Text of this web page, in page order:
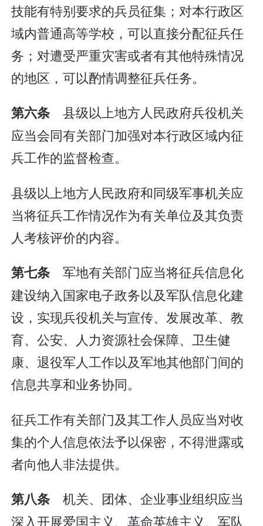
技能有特别要求的兵员征集；对本行政区
域内普通高等学校，可以直接分配征兵任
务；对遭受严重灾害或者有其他特殊情况
的地区，可以酌情调整征兵任务。
第六条 县级以上地方人民政府兵役机关
应当会同有关部门加强对本行政区域内征
兵工作的监督检查。
县级以上地方人民政府和同级军事机关应
当将征兵工作情况作为有关单位及其负责
人考核评价的内容。
第七条 军地有关部门应当将征兵信息化
建设纳入国家电子政务以及军队信息化建
设，实现兵役机关与宣传、发展改革、教
育、公安、人力资源社会保障、卫生健
康、退役军人工作以及军地其他部门间的
信息共享和业务协同。
征兵工作有关部门及其工作人员应当对收
集的个人信息依法予以保密，不得泄露或
者向他人非法提供。
第八条 机关、团体、企业事业组织应当
深入开展爱国主义、革命英雄主义、军队